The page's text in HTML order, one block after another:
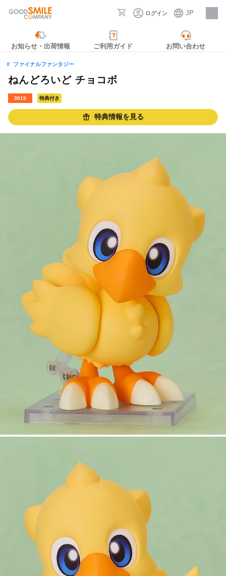
ログイン JP
採用情報
お知らせ・出荷情報 ご利用ガイド お問い合わせ
ファイナルファンタジー
ねんどろいど チョコボ
3019 特典付き
特典情報を見る